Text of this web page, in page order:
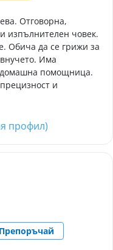
Отговорна,
изпълнителен човек.
Обича да се грижи за
Има
домашна помощница.
и
профил)